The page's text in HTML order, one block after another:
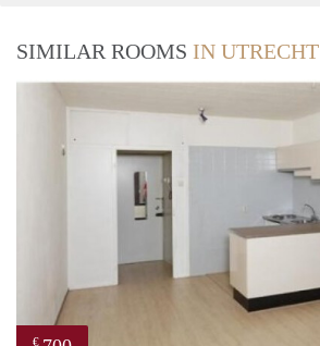
SIMILAR ROOMS IN UTRECHT
€